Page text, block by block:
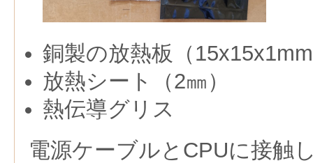
銅製の放熱板（
放熱シート（2㎜）
熱伝導グリス
電源ケーブルとCPUに接触